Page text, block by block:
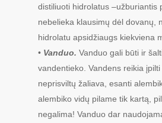
distiliuoti hidrolatus –užburiantis
nebelieka klausimų dėl dovanų,
hidrolatu apsidžiaugs kiekviena
• Vanduo. Vanduo gali būti ir
vandentieko. Vandens reikia
neprisviltų žaliava, esanti
alembiko vidų pilame tik kartą,
negalima! Vanduo dar